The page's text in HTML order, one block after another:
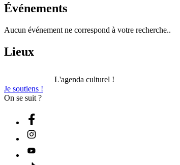
Événements
Aucun événement ne correspond à votre recherche..
Lieux
L'agenda culturel !
Je soutiens !
On se suit ?